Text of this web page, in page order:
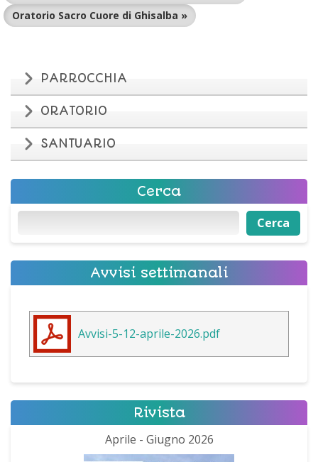
Oratorio Sacro Cuore di Ghisalba »
PARROCCHIA
ORATORIO
SANTUARIO
Cerca
Cerca Cerca
Avvisi settimanali
Avvisi-5-12-aprile-2026.pdf
Rivista
Aprile - Giugno 2026